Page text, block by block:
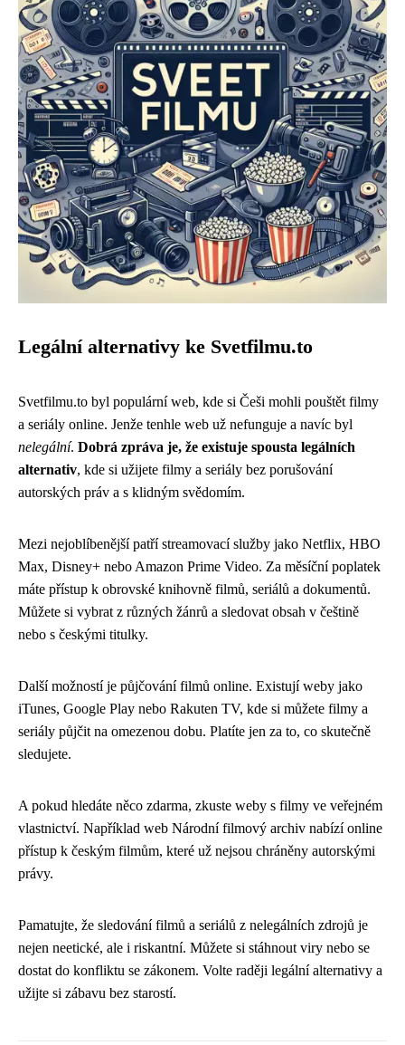
Legální alternativy ke Svetfilmu.to
Svetfilmu.to byl populární web, kde si Češi mohli pouštět filmy
a seriály online. Jenže tenhle web už nefunguje a navíc byl
nelegální. Dobrá zpráva je, že existuje spousta legálních
alternativ, kde si užijete filmy a seriály bez porušování
autorských práv a s klidným svědomím.
Mezi nejoblíbenější patří streamovací služby jako Netflix, HBO
Max, Disney+ nebo Amazon Prime Video. Za měsíční poplatek
máte přístup k obrovské knihovně filmů, seriálů a dokumentů.
Můžete si vybrat z různých žánrů a sledovat obsah v češtině
nebo s českými titulky.
Další možností je půjčování filmů online. Existují weby jako
iTunes, Google Play nebo Rakuten TV, kde si můžete filmy a
seriály půjčit na omezenou dobu. Platíte jen za to, co skutečně
sledujete.
A pokud hledáte něco zdarma, zkuste weby s filmy ve veřejném
vlastnictví. Například web Národní filmový archiv nabízí online
přístup k českým filmům, které už nejsou chráněny autorskými
právy.
Pamatujte, že sledování filmů a seriálů z nelegálních zdrojů je
nejen neetické, ale i riskantní. Můžete si stáhnout viry nebo se
dostat do konfliktu se zákonem. Volte raději legální alternativy a
užijte si zábavu bez starostí.